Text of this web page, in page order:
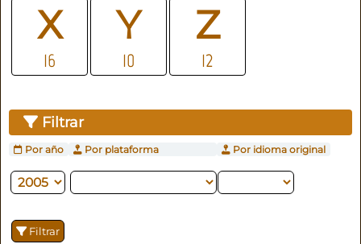
X
16
Y
10
Z
12
Filtrar
Por año Por plataforma Por idioma original
Filtrar